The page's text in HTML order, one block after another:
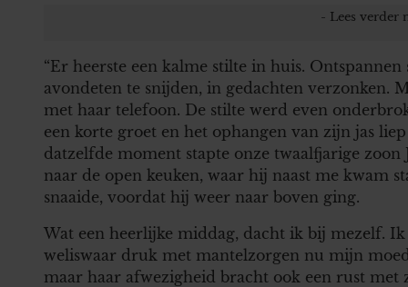
“Er heerste een kalme stilte in huis.
avondeten te snijden, in gedachten verzonken.
met haar telefoon. De stilte werd even
een korte groet en het ophangen van zijn jas
datzelfde moment stapte onze twaalfjarige
naar de open keuken, waar hij naast me kwam
snaaide, voordat hij weer naar boven ging.
Wat een heerlijke middag, dacht ik bij mezelf.
weliswaar druk met mantelzorgen nu mijn
maar haar afwezigheid bracht ook een rust